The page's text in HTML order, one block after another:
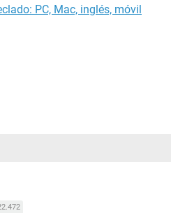
PC, Mac, inglés, móvil